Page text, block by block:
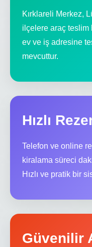
Kırklareli Merkez,
ilçelere araç teslim
ev ve iş adresine
mevcuttur.
Hızlı
Telefon ve online
kiralama süreci
Hızlı ve pratik bir
Güvenilir